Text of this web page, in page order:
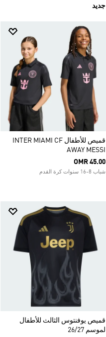
جديد
قميص للأطفال INTER MIAMI CF
AWAY MESSI
OMR 45.00
شباب 8-16 سنوات كرة القدم
قميص يوفنتوس الثالث للأطفال
لموسم 26/27